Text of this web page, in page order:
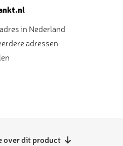
in Nederland
adressen
over dit product